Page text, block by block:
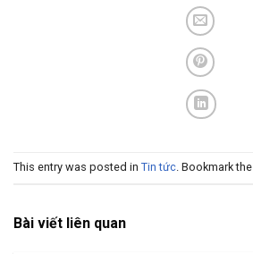
This entry was posted in Tin tức. Bookmark the
Bài viết liên quan